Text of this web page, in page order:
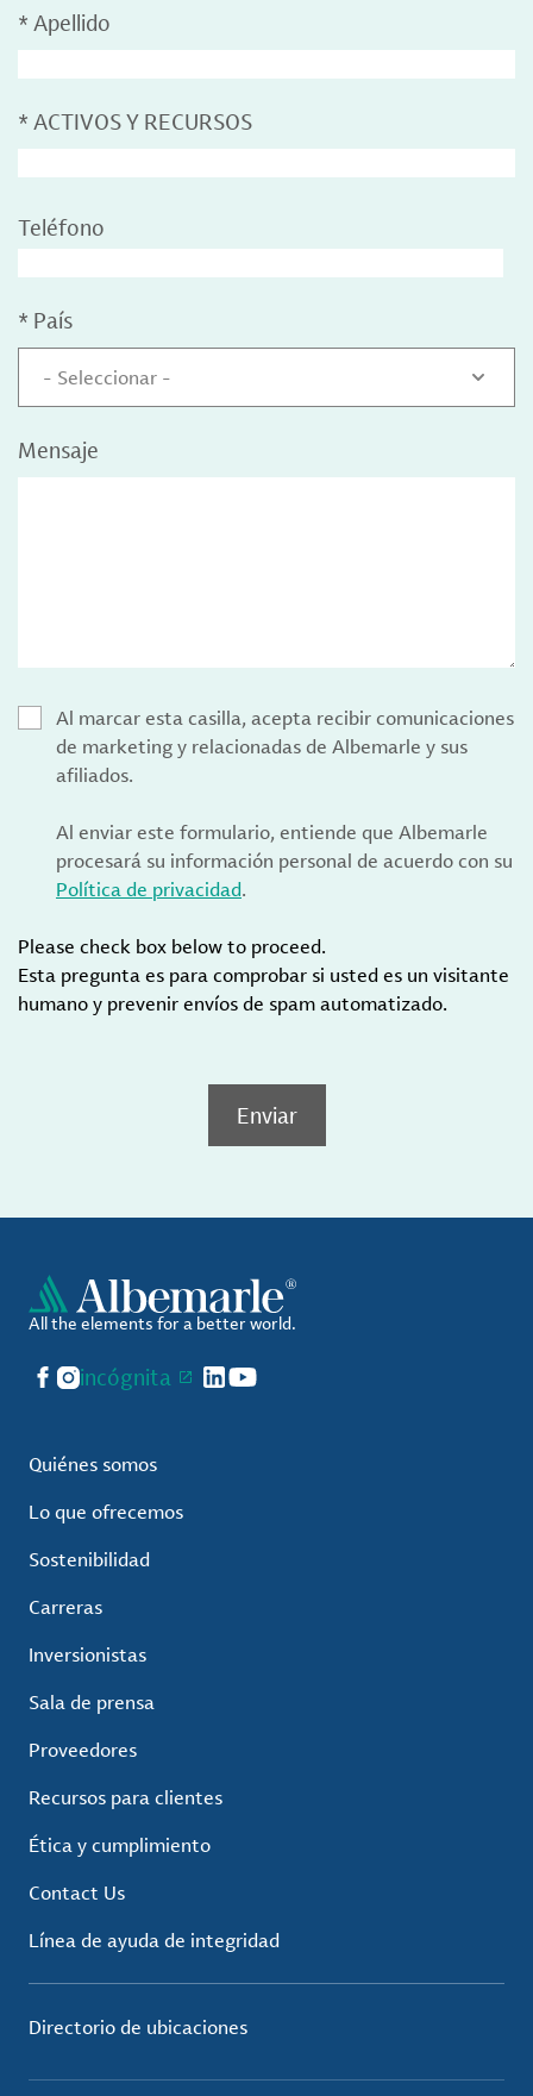
* Apellido
* ACTIVOS Y RECURSOS
Teléfono
* País
- Seleccionar -
Mensaje
Al marcar esta casilla, acepta recibir comunicaciones
de marketing y relacionadas de Albemarle y sus
afiliados.
Al enviar este formulario, entiende que Albemarle
procesará su información personal de acuerdo con su
Política de privacidad.
Please check box below to proceed.
Esta pregunta es para comprobar si usted es un visitante
humano y prevenir envíos de spam automatizado.
Enviar
All the elements for a better world.
Facebook
Instagram
incógnita LinkedIn
YouTube
Quiénes somos
Lo que ofrecemos
Sostenibilidad
Carreras
Inversionistas
Sala de prensa
Proveedores
Recursos para clientes
Ética y cumplimiento
Contact Us
Línea de ayuda de integridad
Directorio de ubicaciones